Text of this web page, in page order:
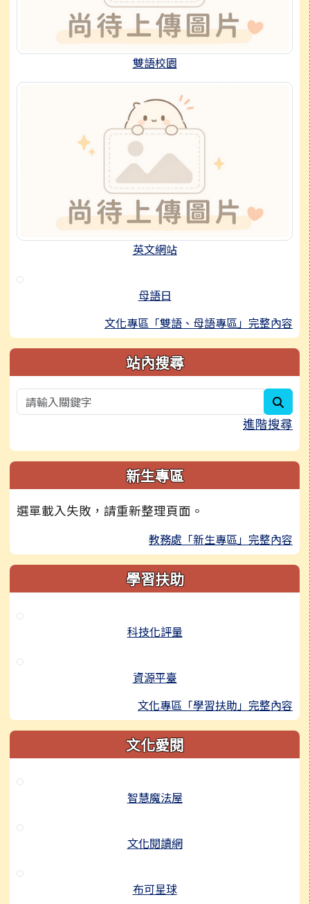
雙語校園
英文網站
母語日
文化專區「雙語、母語專區」完整內容
站內搜尋
進階搜尋
新生專區
選單載入失敗，請重新整理頁面。
教務處「新生專區」完整內容
學習扶助
科技化評量
資源平臺
文化專區「學習扶助」完整內容
文化愛閱
智慧魔法屋
文化閱讀網
布可星球